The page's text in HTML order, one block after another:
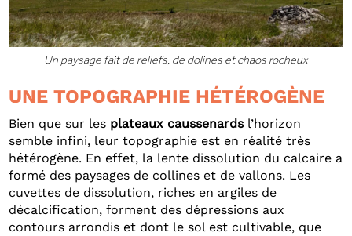
Un paysage fait de reliefs, de dolines et chaos rocheux
UNE TOPOGRAPHIE HÉTÉROGÈNE
Bien que sur les plateaux caussenardsl’horizon
semble infini, leur topographie est en réalité très
hétérogène. En effet, la lente dissolution du calcaire a
formé des paysages de collines et de vallons. Les
cuvettes de dissolution, riches en argiles de
décalcification, forment des dépressions aux
contours arrondis et dont le sol est cultivable, que